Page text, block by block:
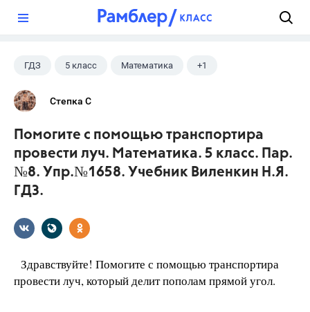
ГДЗ 5 класс Математика +1
Виленкин Н.Я.
Степка С
Помогите с помощью транспортира
провести луч. Математика. 5 класс. Пар.
№8. Упр.№1658. Учебник Виленкин Н.Я.
ГДЗ.
Здравствуйте! Помогите с помощью транспортира
провести луч, который делит пополам прямой угол.